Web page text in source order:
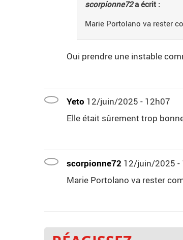
scorpionne72a écrit :
Marie Portolano va rester
Oui prendre une instable
Yeto 12/juin/2025 - 12h07
Elle était sûrement trop
scorpionne72 12/juin/2025 -
Marie Portolano va rester